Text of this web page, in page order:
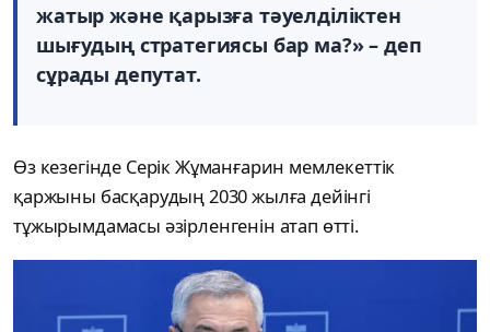
жатыр және қарызға тәуелділіктен
шығудың стратегиясы бар ма?» – деп
сұрады депутат.
Өз кезегінде Серік Жұманғарин мемлекеттік
қаржыны басқарудың 2030 жылға дейінгі
тұжырымдамасы әзірленгенін атап өтті.